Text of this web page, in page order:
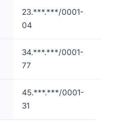
23.***.***/0001-
04
34.***.***/0001-
77
45.***.***/0001-
31